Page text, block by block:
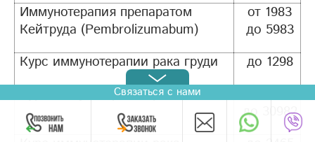
Иммунотерапия препаратом
Кейтруда (Pembrolizumabum)
от 1983
до 5983
Курс иммунотерапии рака груди
до 1298
Курс иммунотерапии рака легких
до 30982
Связаться с нами